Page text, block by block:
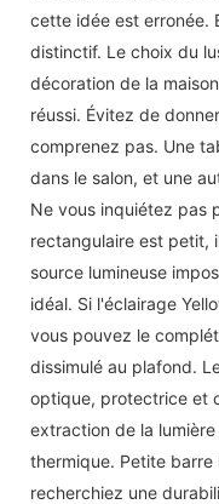
cette idée est erronée.
distinctif. Le choix du
décoration de la
réussi. Évitez de
comprenez pas. Une
dans le salon, et une
Ne vous inquiétez pas
rectangulaire est petit,
source lumineuse
idéal. Si l'éclairage
vous pouvez le
dissimulé au plafond.
optique, protectrice et
extraction de la
thermique. Petite barre
recherchiez une